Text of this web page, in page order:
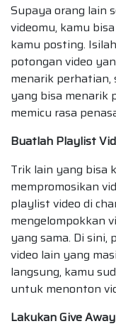
Supaya orang lain
videomu, kamu
kamu posting.
potongan video
menarik
yang bisa menarik
memicu rasa
Buatlah Playlist
Trik lain yang bisa
mempromosikan
playlist video di
mengelompokkan
yang sama. Di
video lain yang
langsung, kamu
untuk menonton
Lakukan Give Away